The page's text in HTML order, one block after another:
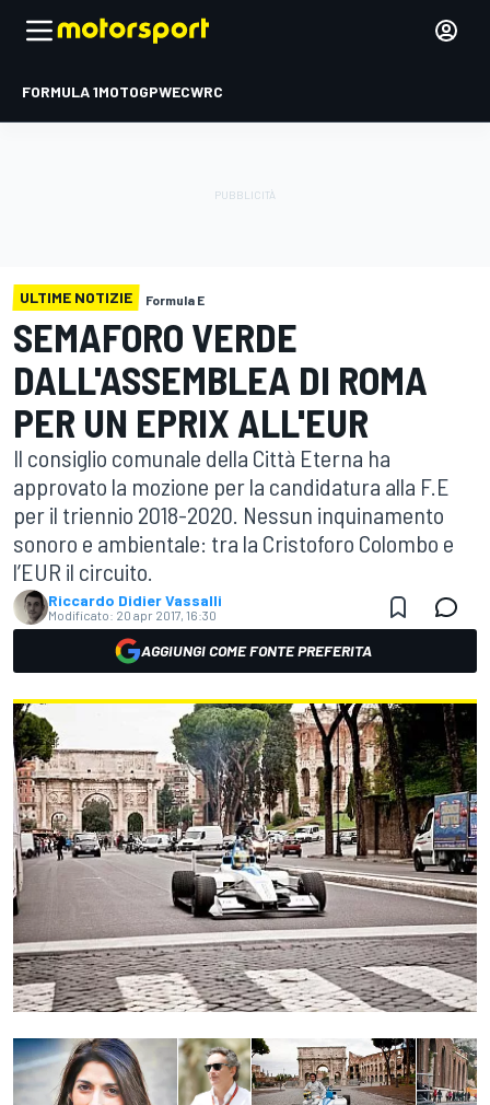
FORMULA 1MOTOGPWECWRC
ULTIME NOTIZIE Formula E
SEMAFORO VERDE
DALL'ASSEMBLEA DI ROMA
PER UN EPRIX ALL'EUR
Il consiglio comunale della Città Eterna ha
approvato la mozione per la candidatura alla F.E
per il triennio 2018-2020. Nessun inquinamento
sonoro e ambientale: tra la Cristoforo Colombo e
l’EUR il circuito.
Riccardo Didier Vassalli
Modificato: 20 apr 2017, 16:30
AGGIUNGI COME FONTE PREFERITA